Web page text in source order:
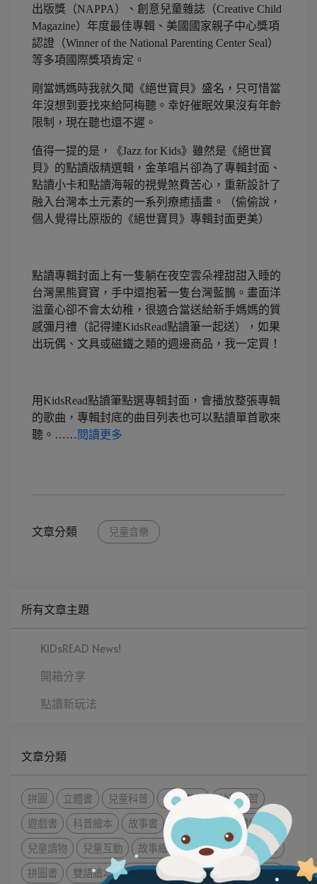
出版獎（NAPPA）、創意兒童雜誌（Creative Child
Magazine）年度最佳專輯、美國國家親子中心獎項
認證（Winner of the National Parenting Center Seal）
等多項國際獎項肯定。
剛當媽媽時我就久聞《絕世寶貝》盛名，只可惜當
年沒想到要找來給阿梅聽。幸好催眠效果沒有年齡
限制，現在聽也還不遲。
值得一提的是，《Jazz for Kids》雖然是《絕世寶
貝》的點讀版精選輯，金革唱片卻為了專輯封面、
點讀小卡和點讀海報的視覺煞費苦心，重新設計了
融入台灣本土元素的一系列療癒插畫。（偷偷說，
個人覺得比原版的《絕世寶貝》專輯封面更美）
點讀專輯封面上有一隻躺在夜空雲朵裡甜甜入睡的
台灣黑熊寶寶，手中還抱著一隻台灣藍鵲。畫面洋
溢童心卻不會太幼稚，很適合當送給新手媽媽的質
感彌月禮（記得連KidsRead點讀筆一起送），如果
出玩偶、文具或磁鐵之類的週邊商品，我一定買！
用KidsRead點讀筆點選專輯封面，會播放整張專輯
的歌曲，專輯封底的曲目列表也可以點讀單首歌來
聽。…… 閱讀更多
文章分類 兒童音樂
所有文章主題
KIDsREAD News!
開箱分享
點讀新玩法
文章分類
拼圖 立體書 兒童科普 經典寓言
幼兒學習
遊戲書
科普繪本 故事書 英語會話
立體繪本
兒童讀物
兒童互動 故事繪本 經典童謠
音樂書
拼圖書
雙語繪本 英文閱讀 經典童話 自然發音